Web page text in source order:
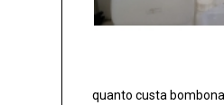
quanto custa